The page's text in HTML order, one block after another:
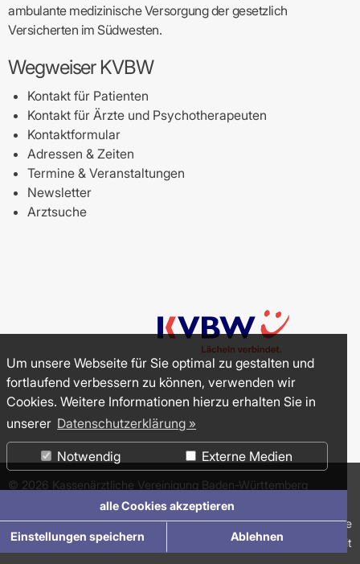
ambulante medizinische Versorgung der gesetzlich
Versicherten im Südwesten.
Wegweiser KVBW
Kontakt für Patienten
Kontakt für Ärzte und Psychotherapeuten
Kontaktformular
Adressen & Zeiten
Termine & Veranstaltungen
Newsletter
Arztsuche
© 2026 Kassenärztliche Vereinigung Baden-Württemberg
Impressum
Datenschutzerklärung
Suche
Erklärung zur Barrierefreiheit
Um unsere Webseite für Sie optimal zu gestalten und
fortlaufend verbessern zu können, verwenden wir
Cookies. Weitere Informationen hierzu erhalten Sie in
unserer Datenschutzerklärung »
Notwendig Externe Medien
alle Cookies akzeptieren
Einstellungen speichern Ablehnen